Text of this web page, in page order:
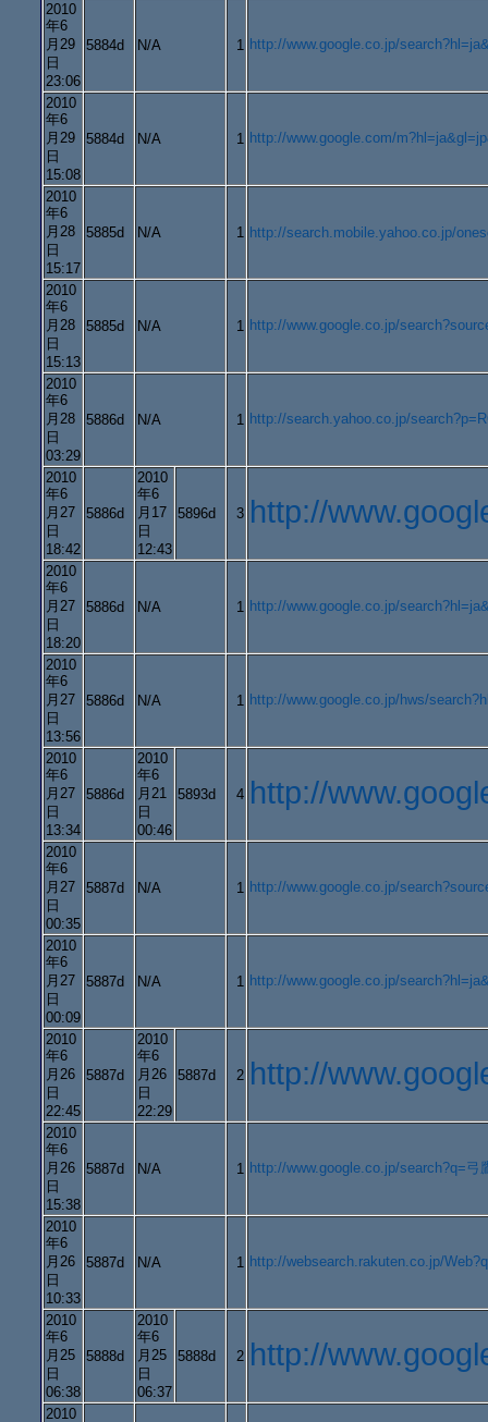
2010
年6
月29
日
23:06
5884d N/A 1 http://www.google.co.jp/
2010
年6
月29
日
15:08
5884d N/A 1 http://www.google.com/
2010
年6
月28
日
15:17
5885d N/A 1 http://search.mobile.yahoo.co.jp/
2010
年6
月28
日
15:13
5885d N/A 1 http://www.google.co.jp/
2010
年6
月28
日
03:29
5886d N/A 1 http://search.yahoo.co.jp/
2010
年6
月27
日
18:42
5886d
2010
年6
月17
日
12:43
5896d 3 http://
2010
年6
月27
日
18:20
5886d N/A 1 http://www.google.co.jp/
2010
年6
月27
日
13:56
5886d N/A 1 http://www.google.co.jp/hws/
2010
年6
月27
日
13:34
5886d
2010
年6
月21
日
00:46
5893d 4 http://
2010
年6
月27
日
00:35
5887d N/A 1 http://www.google.co.jp/
2010
年6
月27
日
00:09
5887d N/A 1 http://www.google.co.jp/
2010
年6
月26
日
22:45
5887d
2010
年6
月26
日
22:29
5887d 2 http://
2010
年6
月26
日
15:38
5887d N/A 1 http://www.google.co.jp/search?q=
2010
年6
月26
日
10:33
5887d N/A 1 http://websearch.rakuten.co.jp/
2010
年6
月25
日
06:38
5888d
2010
年6
月25
日
06:37
5888d 2 http://
2010